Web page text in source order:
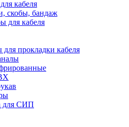
кабеля
скобы, бандаж
для кабеля
прокладки кабеля
для СИП